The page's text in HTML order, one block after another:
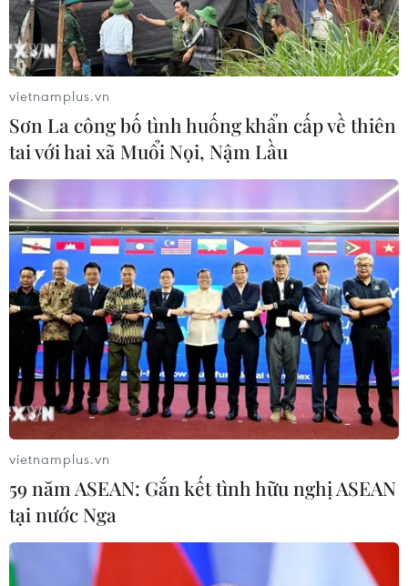
Xác định giới tính nạn nhân vụ
một phần thi thể bị đốt ở Bình Dương
27/05/2023 11:31
Kết quả giám định ADN một phần thi thể bị đốt cháy
được phát hiện ở Bình Dương, cho thấy nạn nhân là
nam giới, không phải là nữ giới như nhận định ban đầu
của cơ quan điều tra.
vietnamplus.vn
Sơn La công bố tình huống khẩn cấp về thiên
tai với hai xã Muổi Nọi, Nậm Lầu
vietnamplus.vn
59 năm ASEAN: Gắn kết tình hữu nghị ASEAN
tại nước Nga